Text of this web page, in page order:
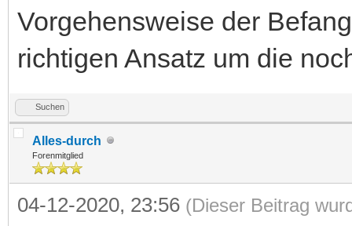
Vorgehensweise der
richtigen Ansatz um die
Suchen
Alles-durch
Forenmitglied
04-12-2020, 23:56 (Dieser Beitrag